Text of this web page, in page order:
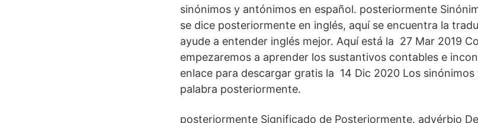
sinónimos y antónimos en español. posteriormente
se dice posteriormente en inglés, aquí se encuentra la
ayude a entender inglés mejor. Aquí está la 27 Mar 2019
empezaremos a aprender los sustantivos contables e
enlace para descargar gratis la 14 Dic 2020 Los
palabra posteriormente.
posteriormente Significado de Posteriormente. advérbio